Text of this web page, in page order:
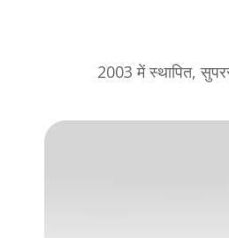
2003 में स्थापित,